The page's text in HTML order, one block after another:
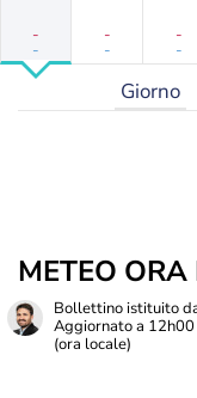
-
-
-
-
-
-
Giorno
METEO ORA
Bollettino istituito
Aggiornato a 12h00
(ora locale)